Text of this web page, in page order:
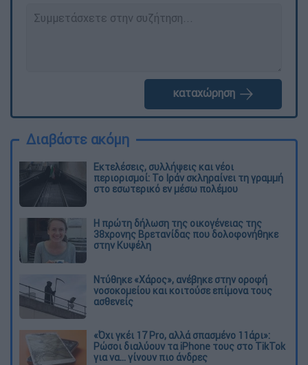
καταχώρηση
Διαβάστε ακόμη
Εκτελέσεις, συλλήψεις και νέοι
περιορισμοί: Το Ιράν σκληραίνει τη γραμμή
στο εσωτερικό εν μέσω πολέμου
Η πρώτη δήλωση της οικογένειας της
38χρονης Βρετανίδας που δολοφονήθηκε
στην Κυψέλη
Ντύθηκε «Χάρος», ανέβηκε στην οροφή
νοσοκομείου και κοιτούσε επίμονα τους
ασθενείς
«Όχι γκέι 17 Pro, αλλά σπασμένο 11άρι»:
Ρώσοι διαλύουν τα iPhone τους στο TikTok
για να... γίνουν πιο άνδρες